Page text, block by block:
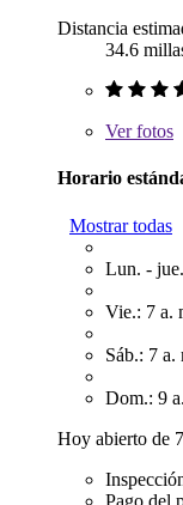
Distancia
34.6
Verfotos
Horario
Mostrar todas
Lun. -
Vie.: 7 a.
Sáb.: 7 a.
Dom.: 9
Hoy abierto de
Pago del